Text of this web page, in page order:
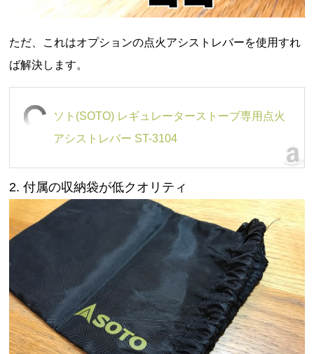
ただ、これはオプションの点火アシストレバーを使用すれ
ば解決します。
ソト(SOTO) レギュレーターストーブ専用点火
アシストレバー ST-3104
2. 付属の収納袋が低クオリティ